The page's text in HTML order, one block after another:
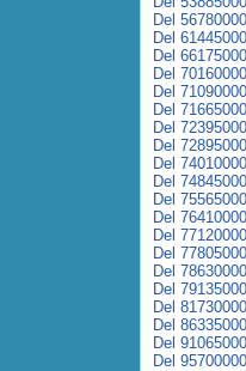
Del
Del
Del
Del
Del
Del
Del
Del
Del
Del
Del
Del
Del
Del
Del
Del
Del
Del
Del
Del